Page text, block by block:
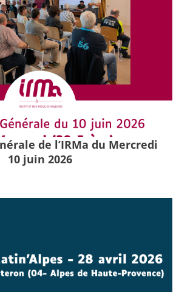
de l’IRMa du Mercredi
10 juin 2026